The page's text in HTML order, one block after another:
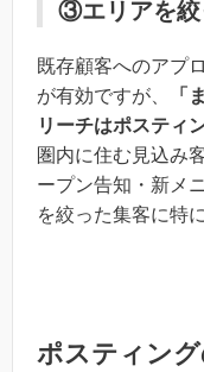
③エリアを絞
既存顧客へのアプ
が有効ですが、
「
リーチはポスティ
圏内に住む見込み
ープン告知・新メ
を絞った集客に特
ポスティン